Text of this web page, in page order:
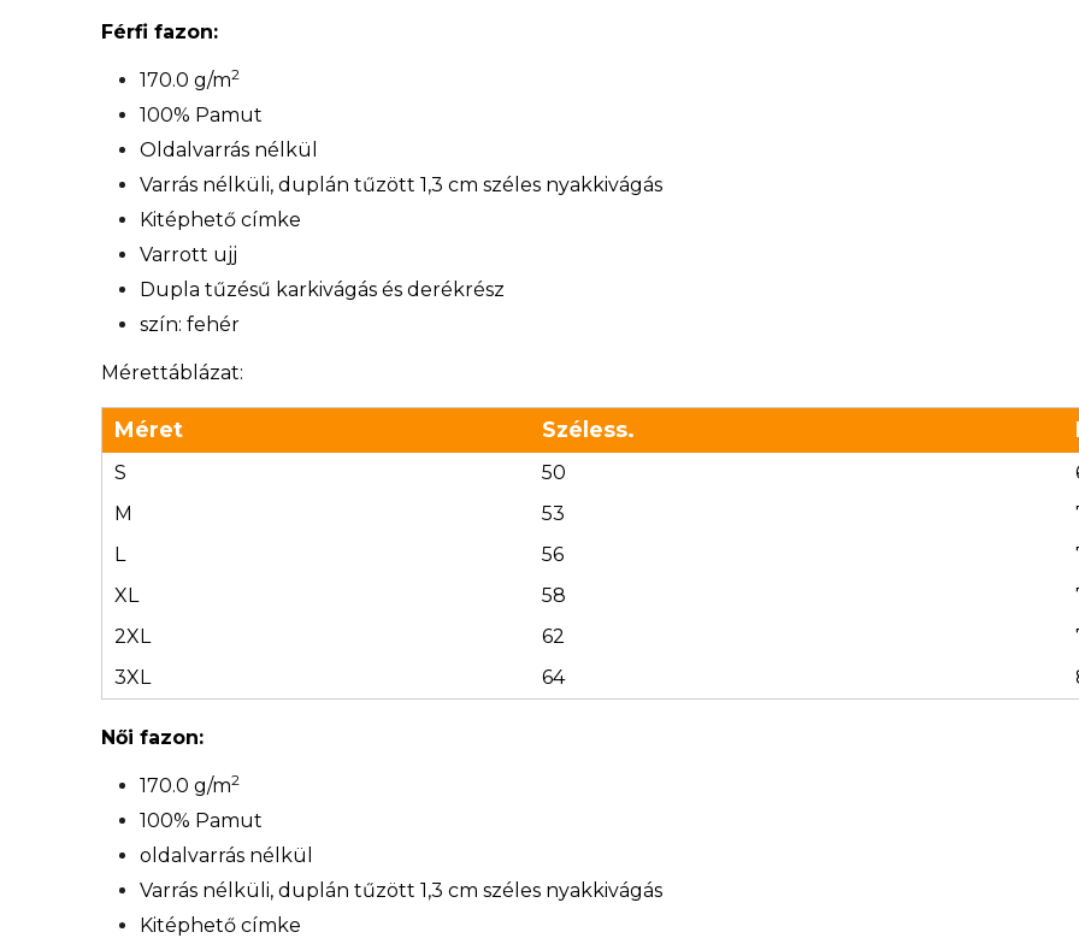
Férfi fazon:
170.0 g/m2
100% Pamut
Oldalvarrás nélkül
Varrás nélküli, duplán tűzött 1,3 cm széles nyakkivágás
Kitéphető címke
Varrott ujj
Dupla tűzésű karkivágás és derékrész
szín: fehér
Mérettáblázat:
Méret Széless.
S 50
M
53
L
56
XL
58
2XL
62
3XL
64
Női fazon:
170.0 g/m2
100% Pamut
oldalvarrás nélkül
Varrás nélküli, duplán tűzött 1,3 cm széles nyakkivágás
Kitéphető címke